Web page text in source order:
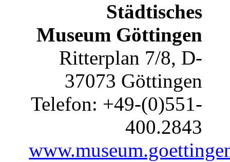
Städtisches
Museum Göttingen
Ritterplan 7/8, D-
37073 Göttingen
Telefon: +49-(0)551-
400.2843